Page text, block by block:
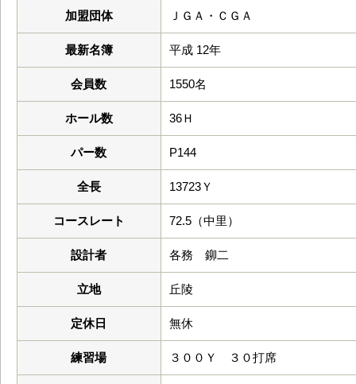
加盟団体 ＪＧＡ・ＣＧＡ
最新名簿 平成 12年
会員数 1550名
ホール数 36Ｈ
パー数 P144
全長 13723Ｙ
コースレート 72.5（中里）
設計者 各務 鉚二
立地 丘陵
定休日 無休
練習場 ３００Ｙ ３０打席